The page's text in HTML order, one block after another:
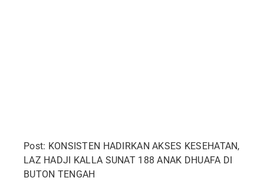
Post: KONSISTEN HADIRKAN AKSES KESEHATAN,
LAZ HADJI KALLA SUNAT 188 ANAK DHUAFA DI
BUTON TENGAH